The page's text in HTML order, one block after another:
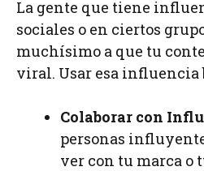
La gente que tiene
sociales o en ciertos
muchísimo a que tu
viral. Usar esa influencia
Colaborar con
personas
ver con tu marca o